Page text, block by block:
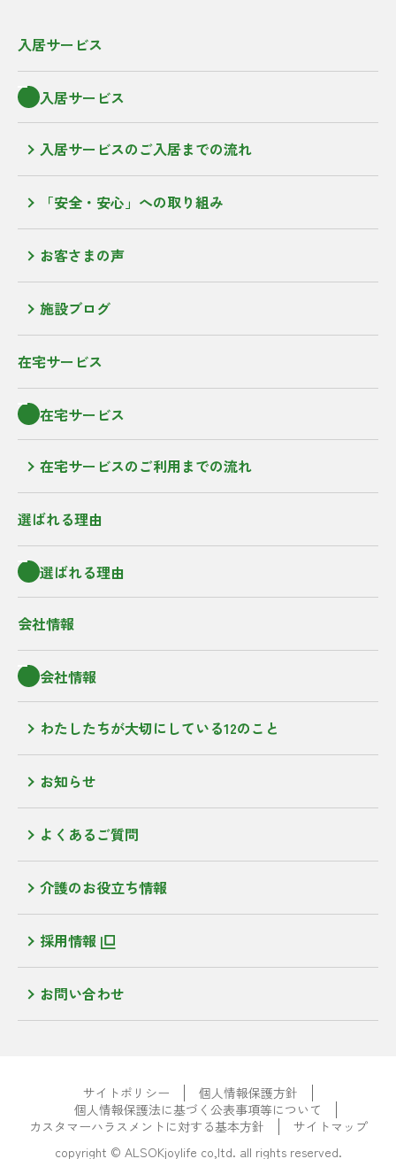
入居サービス
入居サービス
入居サービスのご入居までの流れ
「安全・安心」への取り組み
お客さまの声
施設ブログ
在宅サービス
在宅サービス
在宅サービスのご利用までの流れ
選ばれる理由
選ばれる理由
会社情報
会社情報
わたしたちが大切にしている12のこと
お知らせ
よくあるご質問
介護のお役立ち情報
採用情報
お問い合わせ
サイトポリシー
個人情報保護方針
個人情報保護法に基づく公表事項等について
カスタマーハラスメントに対する基本方針
サイトマップ
copyright © ALSOKjoylife co,ltd. all rights reserved.